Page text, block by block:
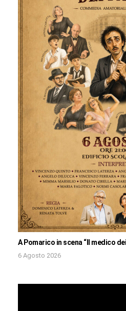
A Pomarico in scena “Il medico
6 Agosto 2026